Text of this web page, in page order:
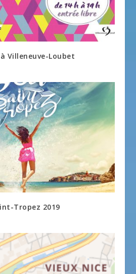
Villeneuve-Loubet
Tropez 2019